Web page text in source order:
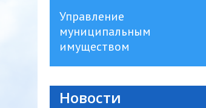
Управление
муниципальным
имуществом
Новости